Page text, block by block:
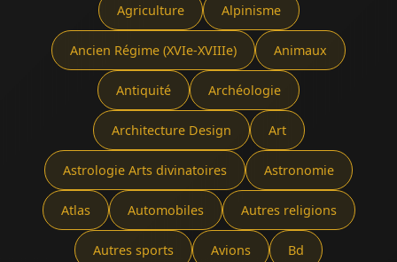
Agriculture Alpinisme
Ancien Régime (XVIe-XVIIIe) Animaux
Antiquité Archéologie
Architecture Design Art
Astrologie Arts divinatoires Astronomie
Atlas Automobiles Autres religions
Autres sports Avions Bd